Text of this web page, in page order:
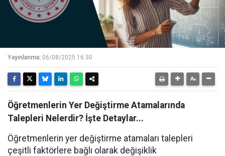
Yayınlanma: 06/08/2025 16:30
Öğretmenlerin Yer Değiştirme Atamalarında
Talepleri Nelerdir? İşte Detaylar...
Öğretmenlerin yer değiştirme atamaları talepleri
çeşitli faktörlere bağlı olarak değişiklik